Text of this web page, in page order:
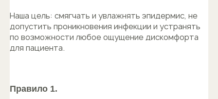
Наша цель: смягчать и увлажнять эпидермис, не
допустить проникновения инфекции и устранять
по возможности любое ощущение дискомфорта
для пациента.
Правило 1.